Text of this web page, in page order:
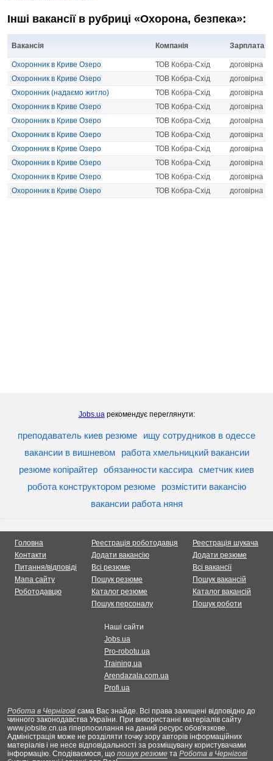
Інші вакансії в рубриці «Охорона, безпека»:
Вакансія Компанія Зарплата
Охоронник в Криве Озеро ТОВ Кобра-Схід
договірна
Охоронник в Криве Озеро
ТОВ Кобра-Схід
договірна
Охоронник (надаємо житло)
ТОВ Кобра-Схід
договірна
Охоронник в Криве Озеро
ТОВ Кобра-Схід
договірна
Охоронник в Криве Озеро
ТОВ Кобра-Схід
договірна
Охоронник в Криве Озеро
ТОВ Кобра-Схід
договірна
Охоронник в Криве Озеро
ТОВ Кобра-Схід
договірна
Охоронник в Криве Озеро
ТОВ Кобра-Схід
договірна
Охоронник в Криве Озеро
ТОВ Кобра-Схід
договірна
Охоронник в Криве Озеро
ТОВ Кобра-Схід договірна
Jobs.uaрекомендує переглянути:
преподаватель киев резюме
ищу сотрудников в одессе
вакансии в вишневом
работа хмельницкий вакансии
резюме копірайтер обязанности кассира сметчик киев
робота конструктором резюме
розмістити вакансію
вакансии работа няня
Головна
Контакти
Питання/відповіді
Мапа сайту
Роботодавцю
Реестрація роботодавця
Додати вакансію
Всі резюме
Пошук резюме
Каталог резюме
Пошук персоналу
Реестрація шукача
Додати резюме
Всі вакансії
Пошук вакансій
Каталог вакансій
Пошук роботи
Наші сайти
Jobs.ua
Pro-robotu.ua
Training.ua
Arendazala.com.ua
Profi.ua
Робота в Чернігові сама Вас знайде. Всі права захищені відповідно до
чинного законодавства України. При використанні матеріалів сайту
www.jobsite.cn.ua гіперпосилання на даний ресурс обов'язкове.
Адміністрація може не розділяти точку зору авторів інформаційних
матеріалів і не несе відповідальності за розміщувану користувачами
інформацію. Сподіваємося, що пошук резюме та Робота в Чернігові